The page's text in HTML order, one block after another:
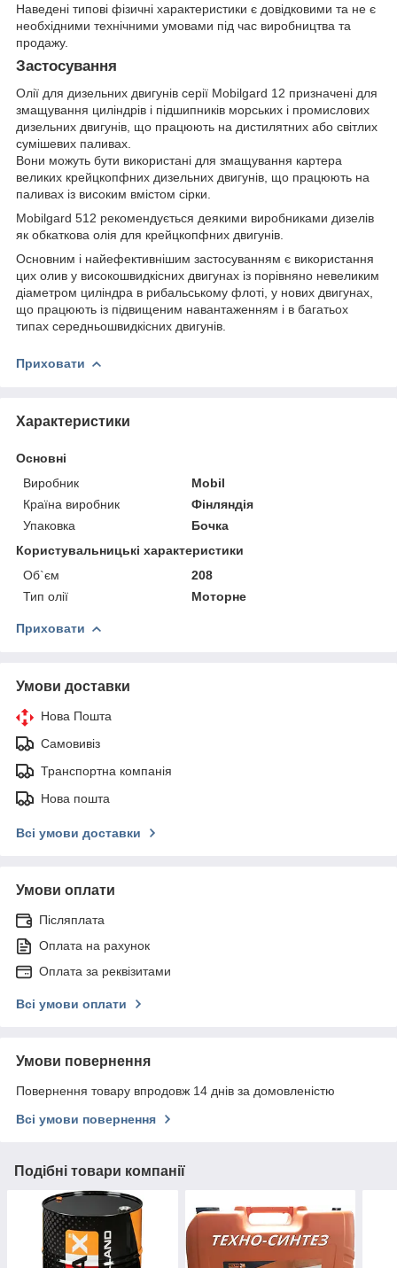
Наведені типові фізичні характеристики є довідковими та не є
необхідними технічними умовами під час виробництва та
продажу.
Застосування
Олії для дизельних двигунів серії Mobilgard 12 призначені для
змащування циліндрів і підшипників морських і промислових
дизельних двигунів, що працюють на дистилятних або світлих
сумішевих паливах.
Вони можуть бути використані для змащування картера
великих крейцкопфних дизельних двигунів, що працюють на
паливах із високим вмістом сірки.
Mobilgard 512 рекомендується деякими виробниками дизелів
як обкаткова олія для крейцкопфних двигунів.
Основним і найефективнішим застосуванням є використання
цих олив у високошвидкісних двигунах із порівняно невеликим
діаметром циліндра в рибальському флоті, у нових двигунах,
що працюють із підвищеним навантаженням і в багатьох
типах середньошвидкісних двигунів.
Приховати
Характеристики
Основні
Виробник
Mobil
Країна виробник
Фінляндія
Упаковка
Бочка
Користувальницькі характеристики
Об`єм
208
Тип олії
Моторне
Приховати
Умови доставки
Нова Пошта
Самовивіз
Транспортна компанія
Нова пошта
Всі умови доставки
Умови оплати
Післяплата
Оплата на рахунок
Оплата за реквізитами
Всі умови оплати
Умови повернення
Повернення товару впродовж 14 днів за домовленістю
Всі умови повернення
Подібні товари компанії